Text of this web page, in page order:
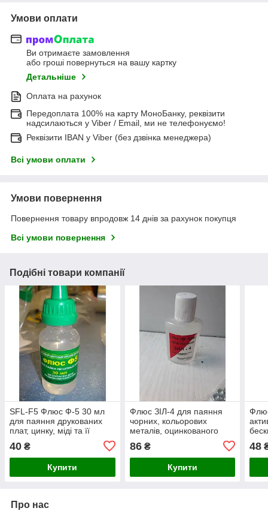
Умови оплати
Ви отримаєте замовлення
або гроші повернуться на вашу картку
Детальніше
Оплата на рахунок
Передоплата 100% на карту МоноБанку, реквізити
надсилаються у Viber / Email, ми не телефонуємо!
Реквізити IBAN у Viber (без дзвінка менеджера)
Всі умови оплати
Умови повернення
Повернення товару впродовж 14 днів за рахунок покупця
Всі умови повернення
Подібні товари компанії
SFL-F5 Флюс Ф-5 30 мл
для паяння друкованих
плат, цинку, міді та її
сплавів
40 ₴
Купити
Флюс ЗІЛ-4 для паяння
чорних, кольорових
металів, оцинкованого
86₴
Купити
48
Про нас